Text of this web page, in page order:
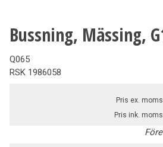
Bussning, Mässing,
Q065
RSK 1986058
Pris ex. moms
Pris ink. moms